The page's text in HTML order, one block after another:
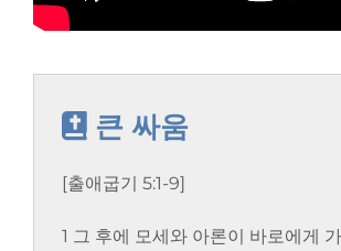
큰 싸움
[출애굽기 5:1-9]
1 그 후에 모세와 아론이 바로에게